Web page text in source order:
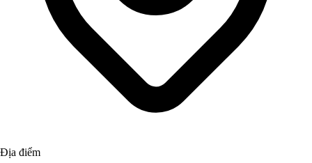
Địa điểm